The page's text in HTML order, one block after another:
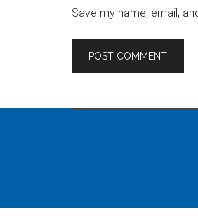
Save my name, email,